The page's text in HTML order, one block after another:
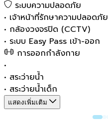
ระบบความปลอดภัย
• เจ้าหน้าที่รักษาความปลอดภัย
• กล้องวงจรปิด (CCTV)
• ระบบ Easy Pass เข้า-ออก
การออกกำลังกาย
•
• สระว่ายน้ำ
• สระว่ายน้ำเด็ก
แสดงเพิ่มเติม